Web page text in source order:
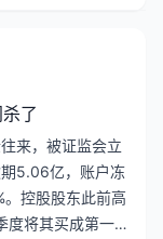
了
来，被证监会立
5.06亿，账户冻
控股股东此前高
度将其买成第一